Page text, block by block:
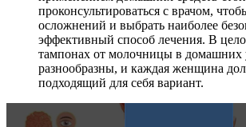
проконсультироваться с врачом,
осложнений и выбрать наиболее
эффективный способ лечения. В
тампонах от молочницы в домашних
разнообразны, и каждая женщина
подходящий для себя вариант.